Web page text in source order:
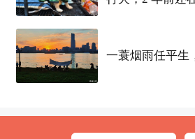
约。
一蓑烟雨任平生